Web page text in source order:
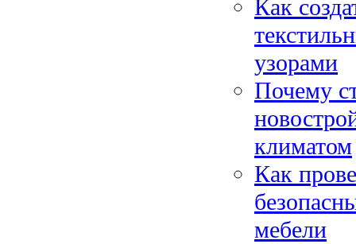
Как
узорами
Почему
климатом
Как
мебели